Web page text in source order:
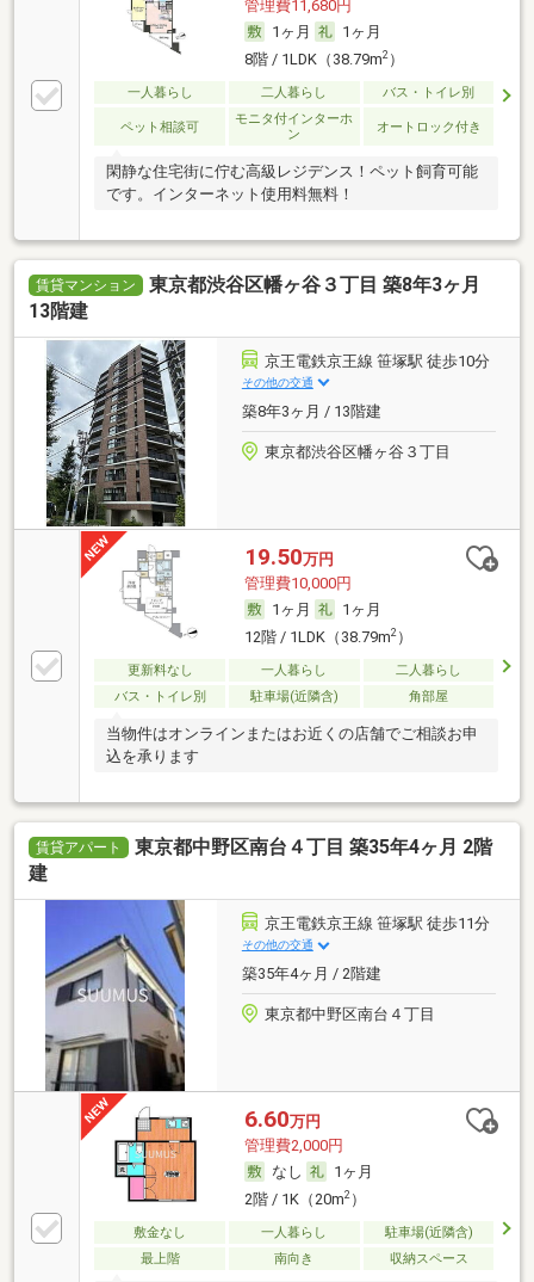
管理費11,680円
1ヶ月
1ヶ月
8階 / 1LDK（38.79m2）
一人暮らし 二人暮らし バス・トイレ別
ペット相談可
モニタ付インターホ
ン
オートロック付き
閑静な住宅街に佇む高級レジデンス！ペット飼育可能
です。インターネット使用料無料！
賃貸マンション
東京都渋谷区幡ヶ谷３丁目 築8年3ヶ月
13階建
京王電鉄京王線 笹塚駅 徒歩10分
その他の交通
築8年3ヶ月 / 13階建
東京都渋谷区幡ヶ谷３丁目
19.50万円
管理費10,000円
1ヶ月
1ヶ月
12階 / 1LDK（38.79m2）
更新料なし 一人暮らし
二人暮らし
バス・トイレ別
駐車場(近隣含) 角部屋
当物件はオンラインまたはお近くの店舗でご相談お申
込を承ります
賃貸アパート
東京都中野区南台４丁目 築35年4ヶ月 2階
建
京王電鉄京王線 笹塚駅 徒歩11分
その他の交通
築35年4ヶ月 / 2階建
東京都中野区南台４丁目
6.60万円
管理費2,000円
なし
1ヶ月
2階 / 1K（20m2）
敷金なし 一人暮らし
駐車場(近隣含)
最上階
南向き 収納スペース